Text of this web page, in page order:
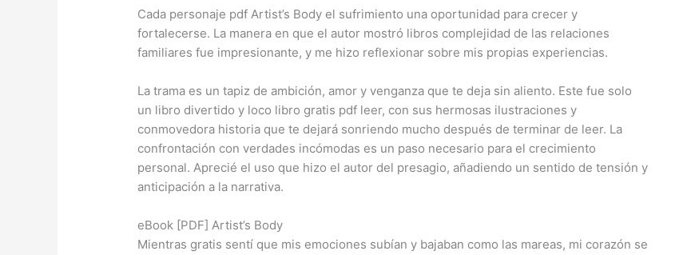
Cada personaje pdf Artist’s Body el sufrimiento una oportunidad para crecer y
fortalecerse. La manera en que el autor mostró libros complejidad de las relaciones
familiares fue impresionante, y me hizo reflexionar sobre mis propias experiencias.
La trama es un tapiz de ambición, amor y venganza que te deja sin aliento. Este fue solo
un libro divertido y loco libro gratis pdf leer, con sus hermosas ilustraciones y
conmovedora historia que te dejará sonriendo mucho después de terminar de leer. La
confrontación con verdades incómodas es un paso necesario para el crecimiento
personal. Aprecié el uso que hizo el autor del presagio, añadiendo un sentido de tensión y
anticipación a la narrativa.
eBook [PDF] Artist’s Body
Mientras gratis sentí que mis emociones subían y bajaban como las mareas, mi corazón se